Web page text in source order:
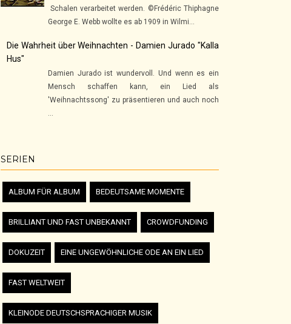
Schalen verarbeitet werden. ©Frédéric Thiphagne
George E. Webb wollte es ab 1909 in Wilmi...
Die Wahrheit über Weihnachten - Damien Jurado "Kalla
Hus"
Damien Jurado ist wundervoll. Und wenn es ein
Mensch schaffen kann, ein Lied als
'Weihnachtssong' zu präsentieren und auch noch
...
SERIEN
ALBUM FÜR ALBUM BEDEUTSAME MOMENTE
BRILLIANT UND FAST UNBEKANNT CROWDFUNDING
DOKUZEIT EINE UNGEWÖHNLICHE ODE AN EIN LIED
FAST WELTWEIT
KLEINODE DEUTSCHSPRACHIGER MUSIK